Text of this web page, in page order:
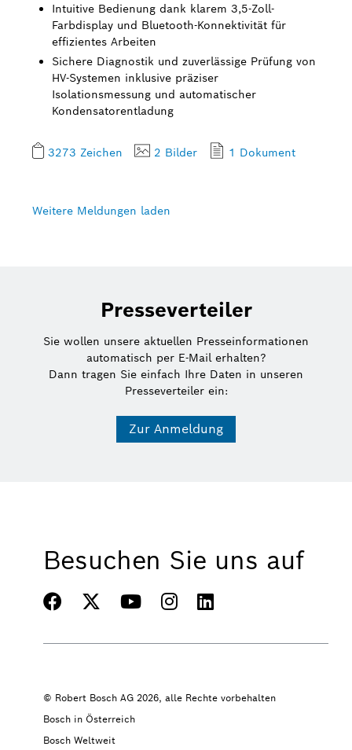
Intuitive Bedienung dank klarem 3,5-Zoll-
Farbdisplay und Bluetooth-Konnektivität für
effizientes Arbeiten
Sichere Diagnostik und zuverlässige Prüfung von
HV-Systemen inklusive präziser
Isolationsmessung und automatischer
Kondensatorentladung
3273 Zeichen 2 Bilder 1 Dokument
Weitere Meldungen laden
Presseverteiler
Sie wollen unsere aktuellen Presseinformationen
automatisch per E-Mail erhalten?
Dann tragen Sie einfach Ihre Daten in unseren
Presseverteiler ein:
Zur Anmeldung
Besuchen Sie uns auf
© Robert Bosch AG 2026, alle Rechte vorbehalten
Bosch in Österreich
Bosch Weltweit